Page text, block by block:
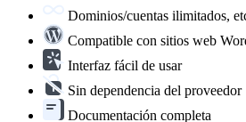
Dominios/cuentas ilimitados,
Compatible con sitios web
Interfaz fácil de usar
Sin dependencia del proveedor
Documentación completa